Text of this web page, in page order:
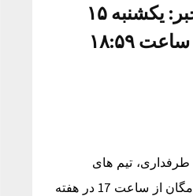
زمان دریافت خبر: یکشنبه ۱۵
تیم های
پرسپولیس و سیاه جامگان از ساعت 17 در هفته